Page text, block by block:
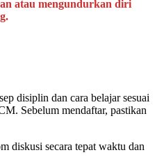
atau mengundurkan diri
disiplin dan cara belajar sesuai
Sebelum mendaftar, pastikan
diskusi secara tepat waktu dan